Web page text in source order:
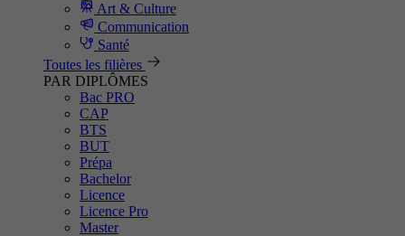
Art & Culture
Communication
Santé
Toutes les filières
PAR DIPLÔMES
Bac PRO
CAP
BTS
BUT
Prépa
Bachelor
Licence
Licence Pro
Master